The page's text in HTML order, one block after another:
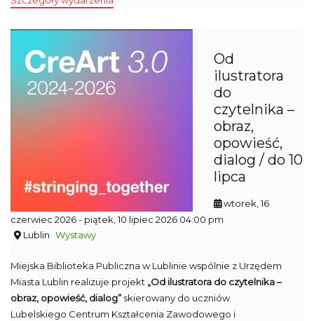
Od
ilustratora
do
czytelnika –
obraz,
opowieść,
dialog / do 10
lipca
wtorek, 16
czerwiec 2026- piątek, 10 lipiec 2026 04:00 pm
Lublin Wystawy
Miejska Biblioteka Publiczna w Lublinie wspólnie z Urzędem
Miasta Lublin realizuje projekt „Od ilustratora do czytelnika –
obraz, opowieść, dialog” skierowany do uczniów
Lubelskiego Centrum Kształcenia Zawodowego i